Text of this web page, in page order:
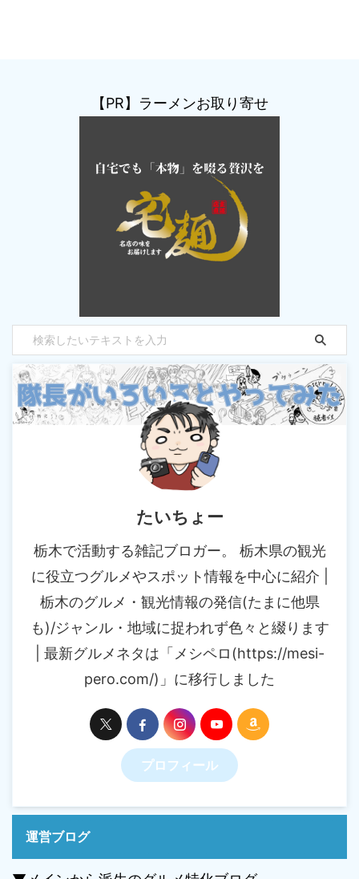
【PR】ラーメンお取り寄せ
たいちょー
栃木で活動する雑記ブロガー。 栃木県の観光
に役立つグルメやスポット情報を中心に紹介 |
栃木のグルメ・観光情報の発信(たまに他県
も)/ジャンル・地域に捉われず色々と綴ります
| 最新グルメネタは「メシペロ(https://mesi-
pero.com/)」に移行しました
プロフィール
運営ブログ